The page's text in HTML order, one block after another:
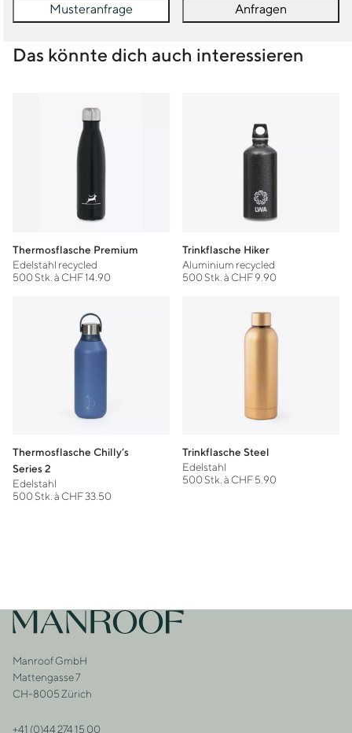
Musteranfrage Anfragen
Das könnte dich auch interessieren
Thermosflasche Premium
Edelstahl recycled
500 Stk. à CHF 14.90
Trinkflasche Hiker
Aluminium recycled
500 Stk. à CHF 9.90
Thermosflasche Chilly’s
Series 2
Edelstahl
500 Stk. à CHF 33.50
Trinkflasche Steel
Edelstahl
500 Stk. à CHF 5.90
Footer
Zur Startseite
Adresse
Manroof GmbH
Mattengasse 7
CH-8005 Zürich
+41 (0)44 274 15 00